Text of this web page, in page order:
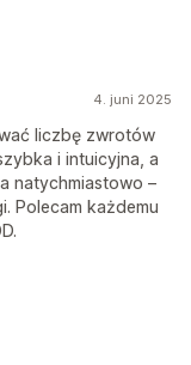
4. juni 2025
liczbę zwrotów
i intuicyjna, a
natychmiastowo –
Polecam każdemu